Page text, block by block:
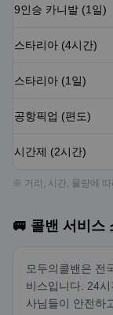
9인승 카니발 (1일)
스타리아 (4시간)
스타리아 (1일)
공항픽업 (편도)
시간제 (2시간)
※ 거리, 시간, 물량에
🚐 콜밴 서비스
모두의콜밴은 전
비스입니다. 24
사님들이 안전하